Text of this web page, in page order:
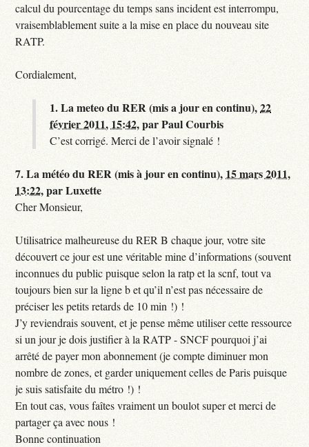
calcul du pourcentage du temps sans incident est interrompu,
vraisemblablement suite a la mise en place du nouveau site
RATP.
Cordialement,
1.La meteo du RER (mis a jour en continu),22
février 2011, 15:42,parPaul Courbis
C’est corrigé. Merci de l’avoir signalé !
7.La météo du RER (mis à jour en continu), 15 mars 2011,
13:22,parLuxette
Cher Monsieur,
Utilisatrice malheureuse du RER B chaque jour, votre site
découvert ce jour est une véritable mine d’informations (souvent
inconnues du public puisque selon la ratp et la scnf, tout va
toujours bien sur la ligne b et qu’il n’est pas nécessaire de
préciser les petits retards de 10 min !) !
J’y reviendrais souvent, et je pense même utiliser cette ressource
si un jour je dois justifier à la RATP - SNCF pourquoi j’ai
arrêté de payer mon abonnement (je compte diminuer mon
nombre de zones, et garder uniquement celles de Paris puisque
je suis satisfaite du métro !) !
En tout cas, vous faîtes vraiment un boulot super et merci de
partager ça avec nous !
Bonne continuation